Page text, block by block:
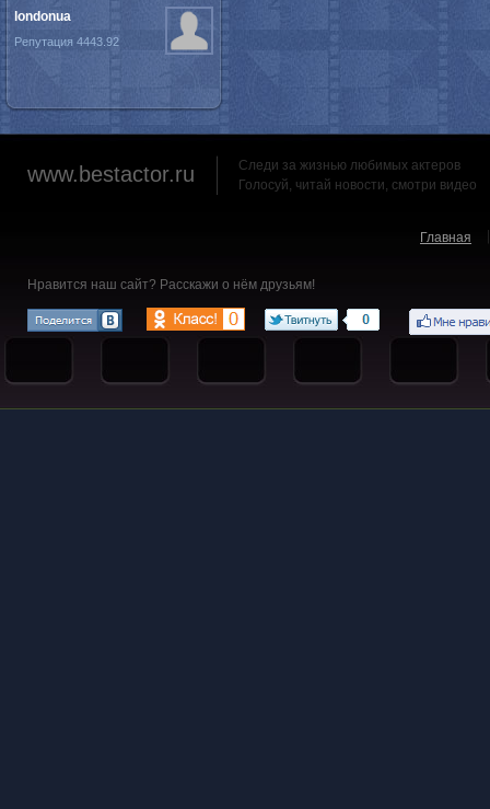
londonua
Репутация 4443.92
www.bestactor.ru
Следи за жизнью любимых актеров
Голосуй, читай новости, смотри видео
Главная
Нравится наш сайт? Расскажи о нём друзьям!